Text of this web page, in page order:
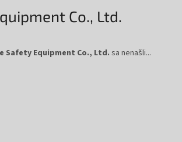
Co., Ltd.
Safety Equipment Co., Ltd. sa nenašli...